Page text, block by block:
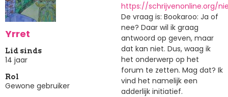
Yrret
Lid sinds
14 jaar
Rol
Gewone gebruiker
https://schrijvenonline.org/
De vraag is: Bookaroo: Ja of
nee? Daar wil ik graag
antwoord op geven, maar
dat kan niet. Dus, waag ik
het onderwerp op het
forum te zetten. Mag dat? Ik
vind het namelijk een
adderlijk initiatief.